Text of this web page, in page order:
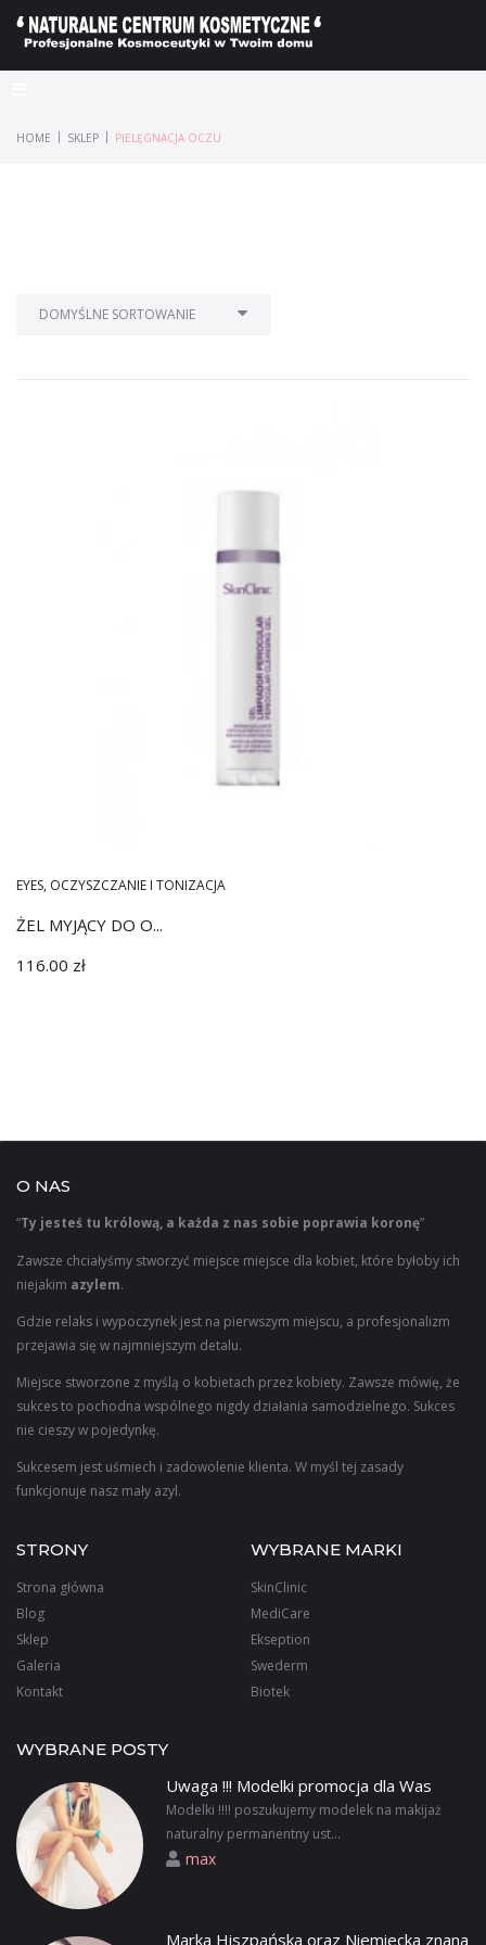
HOME | SKLEP | PIELĘGNACJA OCZU
EYES, OCZYSZCZANIE I TONIZACJA
ŻEL MYJĄCY DO O...
116.00 zł
O NAS
“Ty jesteś tu królową, a każda z nas sobie poprawia koronę”
Zawsze chciałyśmy stworzyć miejsce miejsce dla kobiet, które byłoby ich
niejakim azylem.
Gdzie relaks i wypoczynek jest na pierwszym miejscu, a profesjonalizm
przejawia się w najmniejszym detalu.
Miejsce stworzone z myślą o kobietach przez kobiety. Zawsze mówię, że
sukces to pochodna wspólnego nigdy działania samodzielnego. Sukces
nie cieszy w pojedynkę.
Sukcesem jest uśmiech i zadowolenie klienta. W myśl tej zasady
funkcjonuje nasz mały azyl.
STRONY
Strona główna
Blog
Sklep
Galeria
Kontakt
WYBRANE POSTY
Uwaga !!! Modelki promocja dla Was
Modelki !!!! poszukujemy modelek na makijaż
naturalny permanentny ust...
max
Marka Hiszpańska oraz Niemiecka znana
WYBRANE MARKI
SkinClinic
MediCare
Ekseption
Swederm
Biotek